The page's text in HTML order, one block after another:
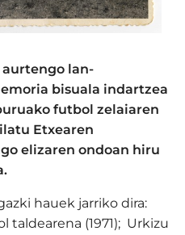
aurtengo lan-
bisuala indartzea
futbol zelaiaren
Etxearen
elizaren ondoan hiru
hauek jarriko dira:
(1971); Urkizu